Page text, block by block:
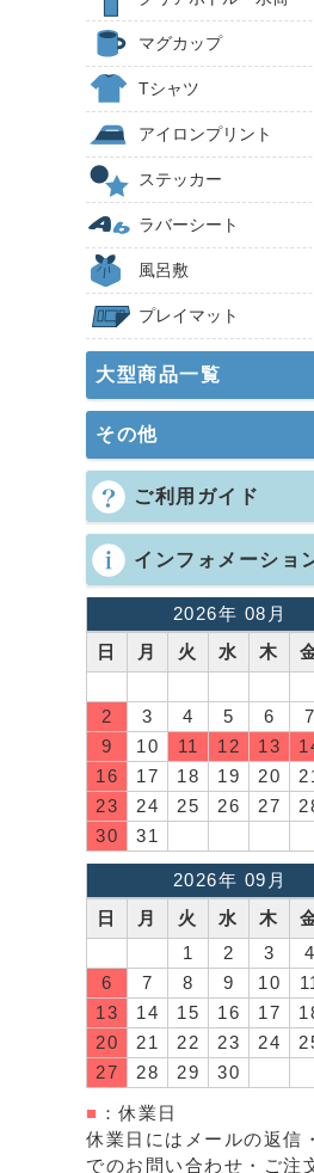
マグカップ
Tシャツ
アイロンプリント
ステッカー
ラバーシート
風呂敷
プレイマット
大型商品一覧
その他
ご利用ガイド
インフォメーショ
2026年 08月
日
月 火 水 木
2
3 4 5 6 7
9
10 11 12 13
16
17 18 19 20
23
24 25 26 27
30
31
2026年 09月
日
月 火 水 木
1
2 3 4
6
7 8 9 10
13
14 15 16 17
20
21 22 23 24
27
28 29
30
■ ：休業日
休業日にはメールの返信
でのお問い合わせ・ご注